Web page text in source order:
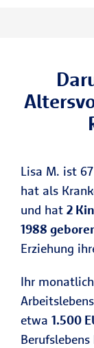
Lisa M. ist
hat als
und hat 2
1988
Erziehung
Ihr
etwa 1.500